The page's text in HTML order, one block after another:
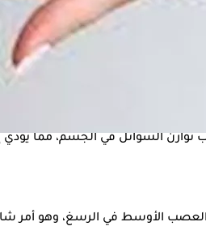
للعلاج، ومن بين هذه الأسباب:
يسبب تورم الأنسجة وتلف
توازن السوائل في الجسم، مما
الأوسط في الرسغ، وهو أمر